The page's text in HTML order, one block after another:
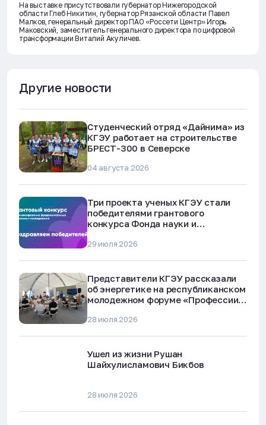
На выставке присутствовали губернатор Нижегородской
области Глеб Никитин, губернатор Рязанской области Павел
Малков, генеральный директор ПАО «Россети Центр» Игорь
Маковский, заместитель генерального директора по цифровой
трансформации Виталий Акуличев.
Другие новости
Студенческий отряд «Дайнима» из
КГЭУ работает на строительстве
БРЕСТ-300 в Северске
04 августа 2026
Три проекта ученых КГЭУ стали
победителями грантового
конкурса Фонда науки и
29 июля 2026
Представители КГЭУ рассказали
об энергетике на республиканском
молодежном форуме «Профессии
28 июля 2026
Ушел из жизни Рушан
Шайхулисламович Бикбов
28 июля 2026